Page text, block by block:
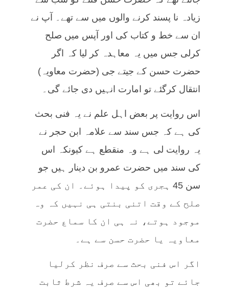
زیادہ نا پسند کرنے والوں میں سے تھے۔ آپ نے
ان سے خط و کتاب کی اور آپس میں صلح
کرلی جس میں یہ معاہدہ کر لیا کہ اگر
حضرت حسن کے جیتے جی (حضرت معاویہ)
انتقال کرگئے تو امارت انہیں دی جائے گی۔
اس روایت پر بعض اہل علم نے یہ فنی بحث
کی ہے کہ جس سند سے علامہ ابن حجر نے
یہ روایت لی ہے وہ منقطع ہے کیونکہ اس
کی سند میں حضرت عمرو بن دینار ہیں جو
سن 45 ہجری کو پیدا ہوئے۔ ان کی عمر
صلح کے وقت اتنی بنتی ہی نہیں کہ وہ
موجود ہوتے، نہ ہی ان کا سماع حضرت
معاویہ یا حضرت حسن سے ہے۔
اگر اس فنی بحث سے صرف نظر کرلیا
جائے تو بھی اس سے صرف یہ شرط ثابت